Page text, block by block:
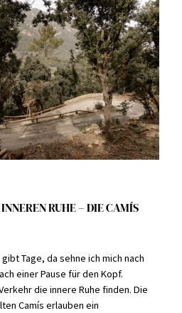
RUHE – DIE CAMÍS
Tage, da sehne ich mich nach
einer Pause für den Kopf.
die innere Ruhe finden. Die
Camís erlauben ein